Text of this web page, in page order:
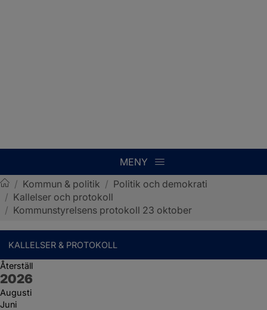
MENY
Sotenäs kommun
/ Kommun & politik / Politik och demokrati
/ Kallelser och protokoll
/ Kommunstyrelsens protokoll 23 oktober
KALLELSER & PROTOKOLL
Återställ
År:
2026
Augusti
Juni